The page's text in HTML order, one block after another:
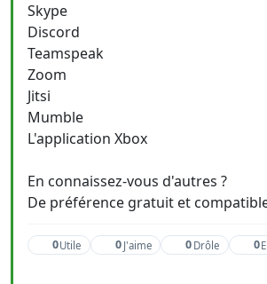
Skype
Discord
Teamspeak
Zoom
Jitsi
Mumble
L'application Xbox
En connaissez-vous d'autres ?
De préférence gratuit et
0Utile 0 J'aime 0 Drôle 0